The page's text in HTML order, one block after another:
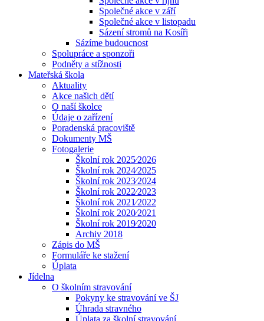
Společné akce v září
Společné akce v listopadu
Sázení stromů na Kosíři
Sázíme budoucnost
Spolupráce a sponzoři
Podněty a stížnosti
Mateřská škola
Aktuality
Akce našich dětí
O naší školce
Údaje o zařízení
Poradenská pracoviště
Dokumenty MŠ
Fotogalerie
Školní rok 2025⁄2026
Školní rok 2024⁄2025
Školní rok 2023⁄2024
Školní rok 2022⁄2023
Školní rok 2021⁄2022
Školní rok 2020⁄2021
Školní rok 2019⁄2020
Archiv 2018
Zápis do MŠ
Formuláře ke stažení
Úplata
Jídelna
O školním stravování
Pokyny ke stravování ve ŠJ
Úhrada stravného
Úplata za školní stravování